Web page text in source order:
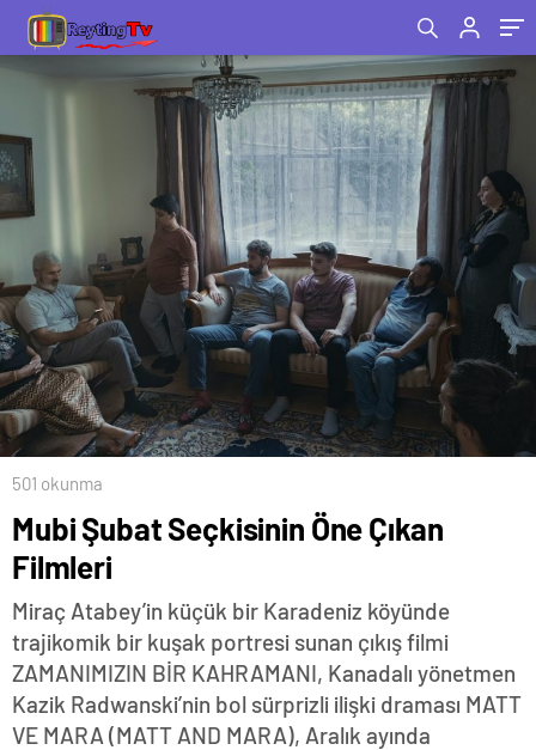
501 okunma
Mubi Şubat Seçkisinin Öne Çıkan
Filmleri
Miraç Atabey’in küçük bir Karadeniz köyünde
trajikomik bir kuşak portresi sunan çıkış filmi
ZAMANIMIZIN BİR KAHRAMANI, Kanadalı yönetmen
Kazik Radwanski’nin bol sürprizli ilişki draması MATT
VE MARA (MATT AND MARA), Aralık ayında